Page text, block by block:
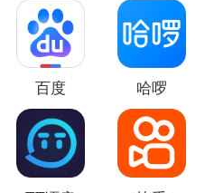
百度 哈啰